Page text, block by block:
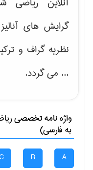
گرایش های
نظریه گراف و
... می گردد.
واژه نامه تخصصی
به فارسی)
A
B
C